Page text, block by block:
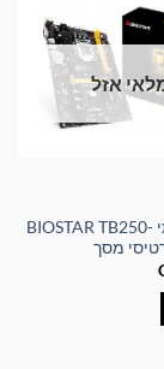
אזל
לוח אם איכותי BIOSTAR TB250-